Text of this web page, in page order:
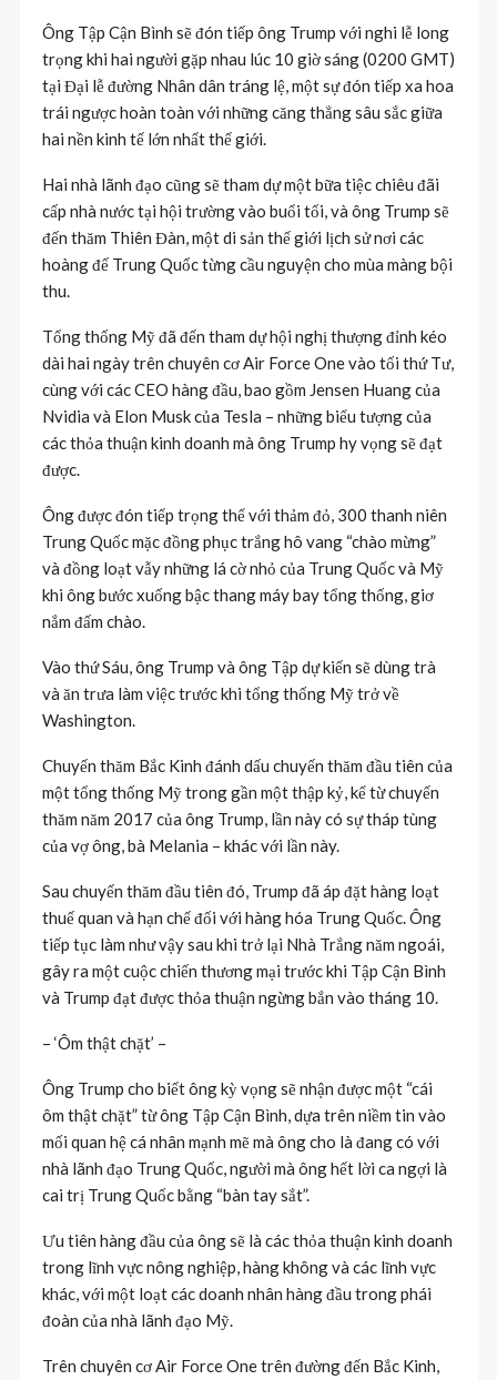
Ông Tập Cận Bình sẽ đón tiếp ông Trump với nghi lễ long
trọng khi hai người gặp nhau lúc 10 giờ sáng (0200 GMT)
tại Đại lễ đường Nhân dân tráng lệ, một sự đón tiếp xa hoa
trái ngược hoàn toàn với những căng thẳng sâu sắc giữa
hai nền kinh tế lớn nhất thế giới.
Hai nhà lãnh đạo cũng sẽ tham dự một bữa tiệc chiêu đãi
cấp nhà nước tại hội trường vào buổi tối, và ông Trump sẽ
đến thăm Thiên Đàn, một di sản thế giới lịch sử nơi các
hoàng đế Trung Quốc từng cầu nguyện cho mùa màng bội
thu.
Tổng thống Mỹ đã đến tham dự hội nghị thượng đỉnh kéo
dài hai ngày trên chuyên cơ Air Force One vào tối thứ Tư,
cùng với các CEO hàng đầu, bao gồm Jensen Huang của
Nvidia và Elon Musk của Tesla – những biểu tượng của
các thỏa thuận kinh doanh mà ông Trump hy vọng sẽ đạt
được.
Ông được đón tiếp trọng thể với thảm đỏ, 300 thanh niên
Trung Quốc mặc đồng phục trắng hô vang “chào mừng”
và đồng loạt vẫy những lá cờ nhỏ của Trung Quốc và Mỹ
khi ông bước xuống bậc thang máy bay tổng thống, giơ
nắm đấm chào.
Vào thứ Sáu, ông Trump và ông Tập dự kiến ​​sẽ dùng trà
và ăn trưa làm việc trước khi tổng thống Mỹ trở về
Washington.
Chuyến thăm Bắc Kinh đánh dấu chuyến thăm đầu tiên của
một tổng thống Mỹ trong gần một thập kỷ, kể từ chuyến
thăm năm 2017 của ông Trump, lần này có sự tháp tùng
của vợ ông, bà Melania – khác với lần này.
Sau chuyến thăm đầu tiên đó, Trump đã áp đặt hàng loạt
thuế quan và hạn chế đối với hàng hóa Trung Quốc. Ông
tiếp tục làm như vậy sau khi trở lại Nhà Trắng năm ngoái,
gây ra một cuộc chiến thương mại trước khi Tập Cận Bình
và Trump đạt được thỏa thuận ngừng bắn vào tháng 10.
– ‘Ôm thật chặt’ –
Ông Trump cho biết ông kỳ vọng sẽ nhận được một “cái
ôm thật chặt” từ ông Tập Cận Bình, dựa trên niềm tin vào
mối quan hệ cá nhân mạnh mẽ mà ông cho là đang có với
nhà lãnh đạo Trung Quốc, người mà ông hết lời ca ngợi là
cai trị Trung Quốc bằng “bàn tay sắt”.
Ưu tiên hàng đầu của ông sẽ là các thỏa thuận kinh doanh
trong lĩnh vực nông nghiệp, hàng không và các lĩnh vực
khác, với một loạt các doanh nhân hàng đầu trong phái
đoàn của nhà lãnh đạo Mỹ.
Trên chuyên cơ Air Force One trên đường đến Bắc Kinh,